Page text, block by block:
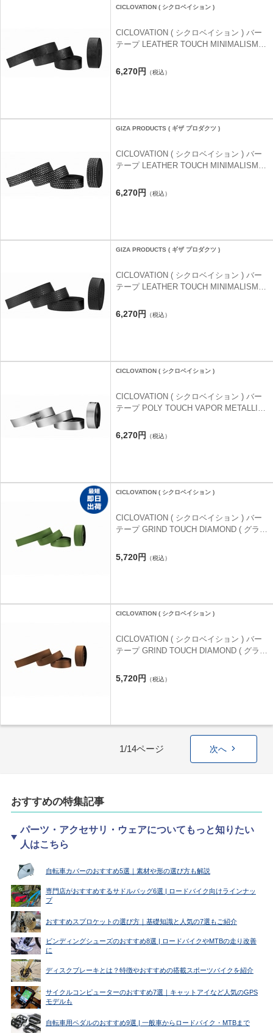
CICLOVATION ( シクロベイション )
CICLOVATION ( シクロベイション ) バー
テープ LEATHER TOUCH MINIMALISM (
ット ジェットブラック
6,270円 （税込）
GIZA PRODUCTS ( ギザ プロダクツ )
CICLOVATION ( シクロベイション ) バー
テープ LEATHER TOUCH MINIMALISM (
フラッシュシルバー
6,270円 （税込）
GIZA PRODUCTS ( ギザ プロダクツ )
CICLOVATION ( シクロベイション ) バー
テープ LEATHER TOUCH MINIMALISM (
ジェットブラック
6,270円 （税込）
CICLOVATION ( シクロベイション )
CICLOVATION ( シクロベイション ) バー
テープ POLY TOUCH VAPOR METALLIC (
ラチナム
6,270円 （税込）
CICLOVATION ( シクロベイション )
CICLOVATION ( シクロベイション ) バー
テープ GRIND TOUCH DIAMOND ( グライ
5,720円 （税込）
CICLOVATION ( シクロベイション )
CICLOVATION ( シクロベイション ) バー
テープ GRIND TOUCH DIAMOND ( グライ
ラウン
5,720円 （税込）
1/14ページ 次へ
おすすめの特集記事
パーツ・アクセサリ・ウェアについてもっと知りたい
人はこちら
自転車カバーのおすすめ5選｜素材や形の選び方も解説
専門店がおすすめするサドルバッグ6選 | ロードバイク向けラインナッ
プ
おすすめスプロケットの選び方｜基礎知識と人気の7選もご紹介
ビンディングシューズのおすすめ8選 | ロードバイクやMTBの走り改善
に
ディスクブレーキとは？特徴やおすすめの搭載スポーツバイクを紹介
サイクルコンピューターのおすすめ7選｜キャットアイなど人気のGPS
モデルも
自転車用ペダルのおすすめ9選 | 一般車からロードバイク・MTBまで